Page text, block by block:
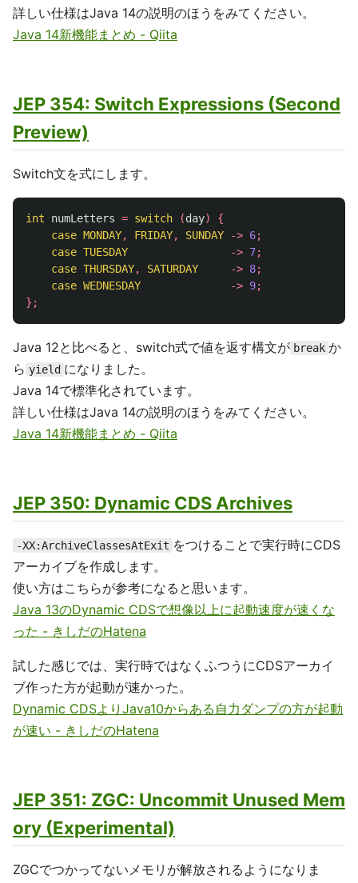
詳しい仕様はJava 14の説明のほうをみてください。
Java 14新機能まとめ - Qiita
JEP 354: Switch Expressions (Second
Preview)
Switch文を式にします。
int numLetters = switch (day)
{
case MONDAY, FRIDAY, SUNDAY -> 6;
case TUESDAY -> 7;
case THURSDAY, SATURDAY -> 8;
case WEDNESDAY -> 9;
};
Java 12と比べると、switch式で値を返す構文が break か
ら yield になりました。
Java 14で標準化されています。
詳しい仕様はJava 14の説明のほうをみてください。
Java 14新機能まとめ - Qiita
JEP 350: Dynamic CDS Archives
-XX:ArchiveClassesAtExit をつけることで実行時にCDS
アーカイブを作成します。
使い方はこちらが参考になると思います。
Java 13のDynamic CDSで想像以上に起動速度が速くな
った - きしだのHatena
試した感じでは、実行時ではなくふつうにCDSアーカイ
ブ作った方が起動が速かった。
Dynamic CDSよりJava10からある自力ダンプの方が起動
が速い - きしだのHatena
JEP 351: ZGC: Uncommit Unused Mem
ory (Experimental)
ZGCでつかってないメモリが解放されるようになりま